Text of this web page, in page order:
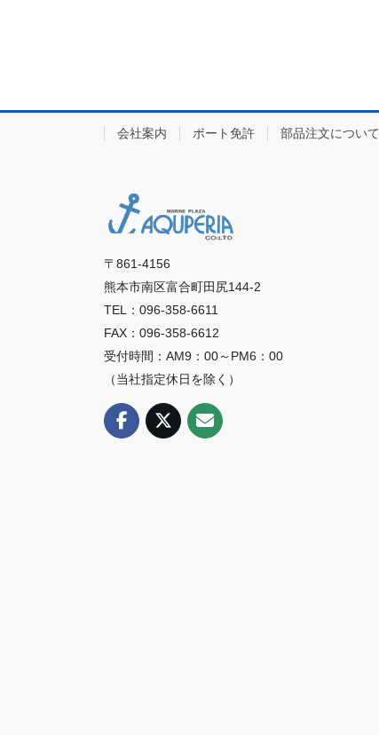
会社案内 ボート免許 部品注文について
〒861-4156
熊本市南区富合町田尻144-2
TEL：096-358-6611
FAX：096-358-6612
受付時間：AM9：00～PM6：00
（当社指定休日を除く）